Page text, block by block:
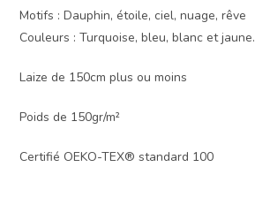
Motifs : Dauphin, étoile, ciel, nuage, rêve
Couleurs : Turquoise, bleu, blanc et jaune.
Laize de 150cm plus ou moins
Poids de 150gr/m²
Certifié OEKO-TEX® standard 100